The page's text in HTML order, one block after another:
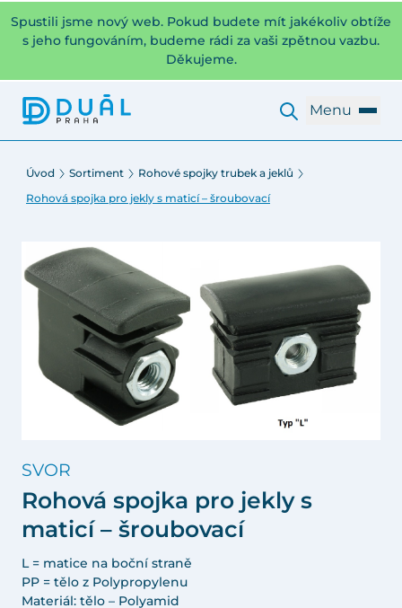
Spustili jsme nový web. Pokud budete mít jakékoliv obtíže
s jeho fungováním, budeme rádi za vaši zpětnou vazbu.
Děkujeme.
Menu
Úvod Sortiment
Rohové spojky trubek a jeklů
Rohová spojka pro jekly s maticí – šroubovací
SVOR
Rohová spojka pro jekly s
maticí – šroubovací
L = matice na boční straně
PP = tělo z Polypropylenu
Materiál: tělo – Polyamid